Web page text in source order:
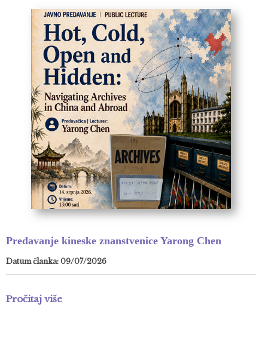
Predavanje kineske znanstvenice Yarong Chen
Datum članka: 09/07/2026
Pročitaj više